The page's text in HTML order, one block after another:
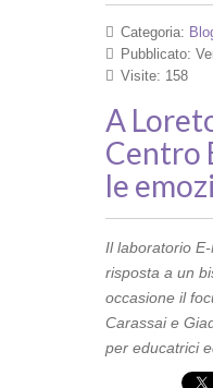
Categoria:
Pubblicato:
Visite: 158
A
Centro
le
Il laboratorio
risposta a un
occasione il
Carassai e
per educatrici